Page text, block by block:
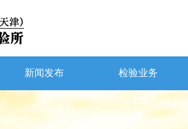
新闻发布 检验业务